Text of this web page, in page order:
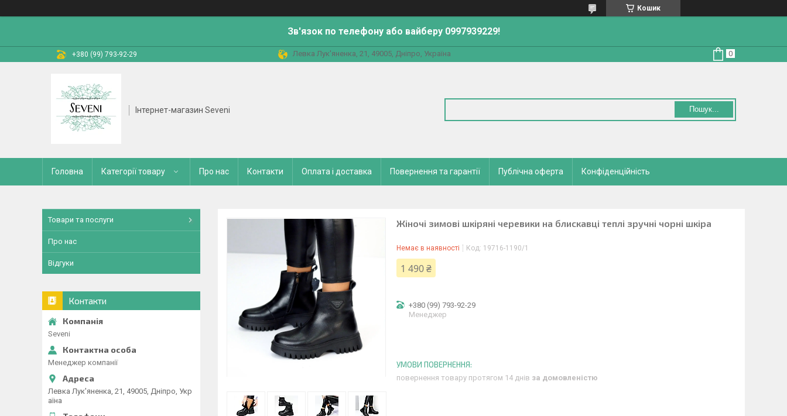
Кошик
Зв'язок по телефону або вайберу 0997939229!
+380 (99) 793-92-29 Левка Лук'яненка, 21, 49005, Дніпро, Україна
Інтернет-магазин Seveni Пошук...
Головна Категорії товару Про нас Контакти Оплата і доставка Повернення та гарантії Публічна оферта Конфіденційність
Жіночі зимові шкіряні черевики на блискавці теплі зручні чорні шкіра
Немає в наявності Код: 19716-1190/1
1 490 ₴
+380 (99) 793-92-29
Менеджер
повернення товару протягом 14 днів за домовленістю
Товари та послуги
Про нас
Відгуки
Контакти
Seveni
Менеджер компанії
Левка Лук'яненка, 21, 49005, Дніпро, Укр
аїна